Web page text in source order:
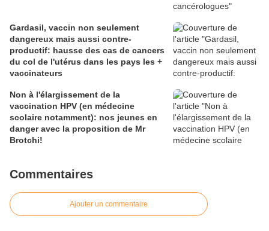
Gardasil, vaccin non seulement
dangereux mais aussi contre-
productif: hausse des cas de cancers
du col de l'utérus dans les pays les +
vaccinateurs
Non à l'élargissement de la
vaccination HPV (en médecine
scolaire notamment): nos jeunes en
danger avec la proposition de Mr
Brotchi!
Commentaires
Ajouter un commentaire